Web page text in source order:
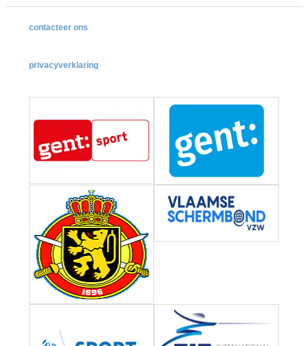
contacteer ons
privacyverklaring